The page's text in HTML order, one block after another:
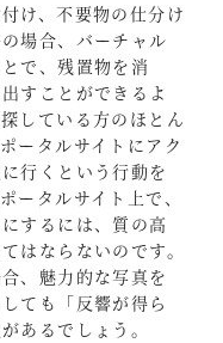
け、不要物の仕分け
場合、バーチャル
で、残置物を消
すことができるよ
している方のほとん
ータルサイトにアク
行くという行動を
ータルサイト上で、
するには、質の高
はならないのです。
、魅力的な写真を
ても「反響が得ら
あるでしょう。